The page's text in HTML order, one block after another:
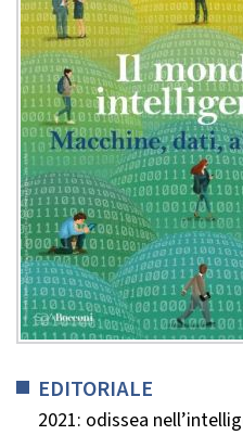
EDITORIALE
2021: odissea